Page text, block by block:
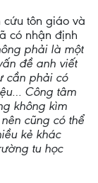
tôn giáo và
có nhận định
phải là một
đề anh viết
cần phải có
Công tâm
không kìm
cũng có thể
kẻ khác
tu học